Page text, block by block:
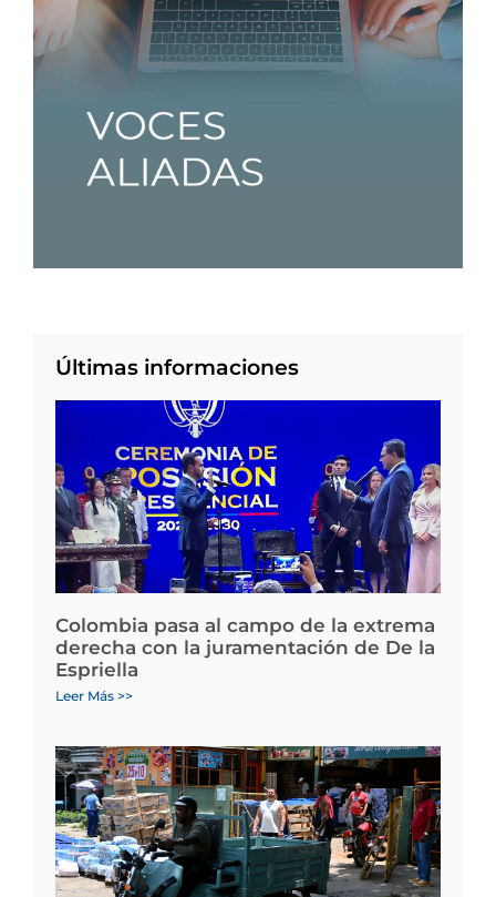
Últimas informaciones
Colombia pasa al campo de la extrema
derecha con la juramentación de De la
Espriella
Leer Más >>